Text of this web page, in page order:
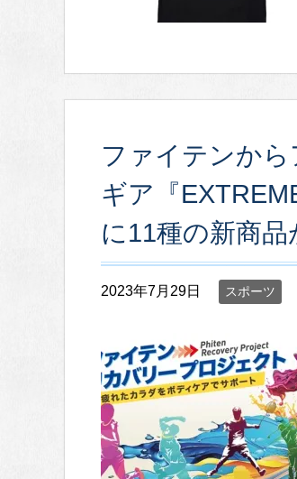
ファイテンか
ギア『
に11種の新商品
2023年7月29日 スポーツ